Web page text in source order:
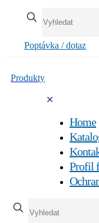
Poptávka / dotaz
Produkty
✕
Home
Profil